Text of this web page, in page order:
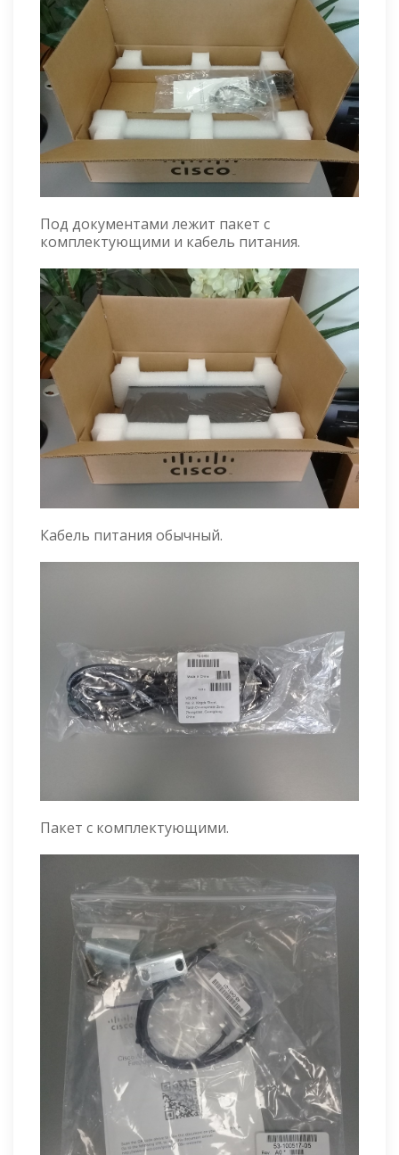
Под документами лежит пакет с
комплектующими и кабель питания.
Кабель питания обычный.
Пакет с комплектующими.